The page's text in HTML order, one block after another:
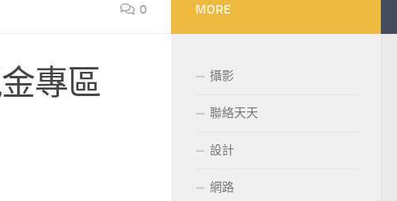
0
專區
MORE
攝影
聯絡天天
設計
網路